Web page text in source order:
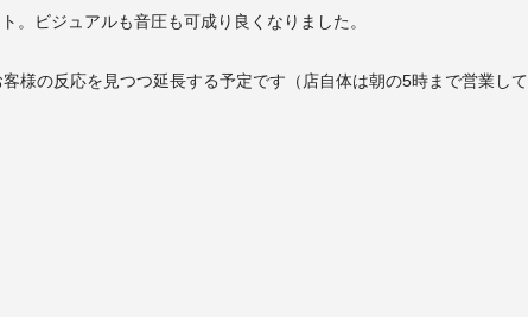
。ビジュアルも音圧も可成り良くなりました。
様の反応を見つつ延長する予定です（店自体は朝の5時まで営業して